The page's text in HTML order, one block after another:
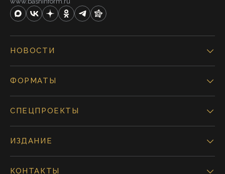
НОВОСТИ
ФОРМАТЫ
СПЕЦПРОЕКТЫ
ИЗДАНИЕ
КОНТАКТЫ